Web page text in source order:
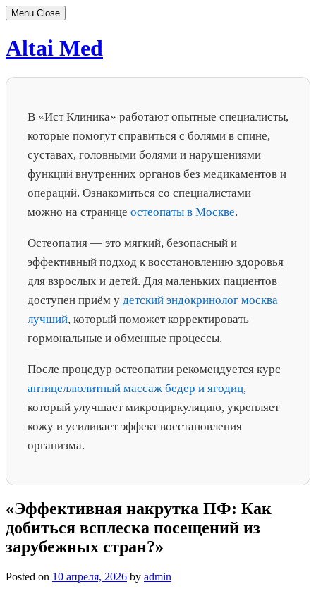
Menu Close
Skip
to
Altai Med
В «Ист Клиника» работают опытные специалисты,
которые помогут справиться с болями в спине,
суставах, головными болями и нарушениями
функций внутренних органов без медикаментов и
операций. Ознакомиться со специалистами
можно на странице остеопаты в Москве.
Остеопатия — это мягкий, безопасный и
эффективный подход к восстановлению здоровья
для взрослых и детей. Для маленьких пациентов
доступен приём у детский эндокринолог москва
лучший, который поможет корректировать
гормональные и обменные процессы.
После процедур остеопатии рекомендуется курс
антицеллюлитный массаж бедер и ягодиц,
который улучшает микроциркуляцию, укрепляет
кожу и усиливает эффект восстановления
организма.
«Эффективная накрутка ПФ: Как
добиться всплеска посещений из
зарубежных стран?»
Posted on 10 апреля, 2026 by admin